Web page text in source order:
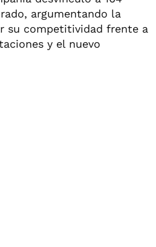
argumentando la
su competitividad frente a
y el nuevo